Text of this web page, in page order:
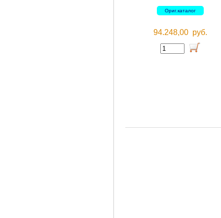
Ориг.каталог
94.248,00 руб.